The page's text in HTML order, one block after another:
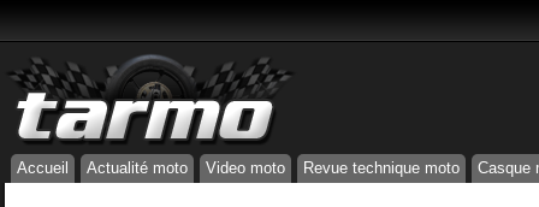
Accueil Actualité moto Video moto Revue technique moto Casque